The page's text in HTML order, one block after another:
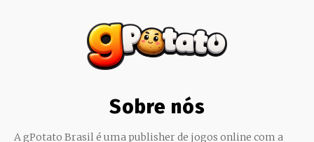
Sobre nós
A gPotato Brasil é uma publisher de jogos online com a